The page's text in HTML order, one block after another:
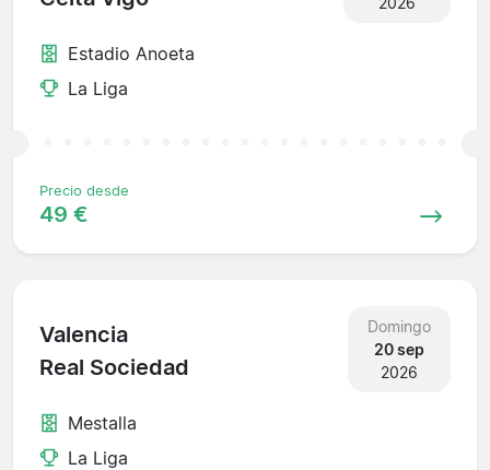
Estadio Anoeta
La Liga
Precio desde
49 €
Valencia
Real Sociedad
Domingo
20 sep
2026
Mestalla
La Liga